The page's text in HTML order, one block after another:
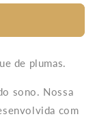
de plumas.
sono. Nossa
com